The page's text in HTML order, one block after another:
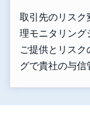
取引先のリスク
理モニタリン
ご提供とリス
グで貴社の与信